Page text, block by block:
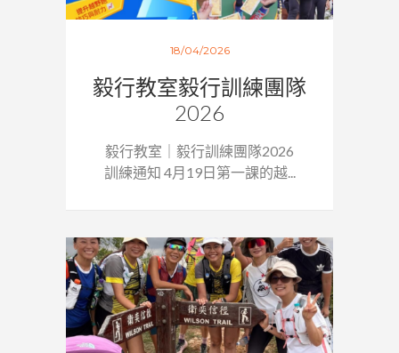
18/04/2026
毅行教室毅行訓練團隊
2026
毅行教室｜毅行訓練團隊2026
訓練通知 4月19日第一課的越...